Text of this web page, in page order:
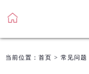
当前位置： 首页 > 常见问题